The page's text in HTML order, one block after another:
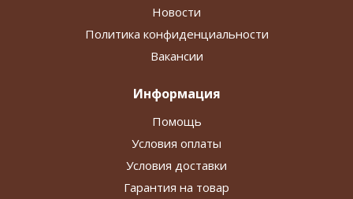
Новости
Политика конфиденциальности
Вакансии
Информация
Помощь
Условия оплаты
Условия доставки
Гарантия на товар